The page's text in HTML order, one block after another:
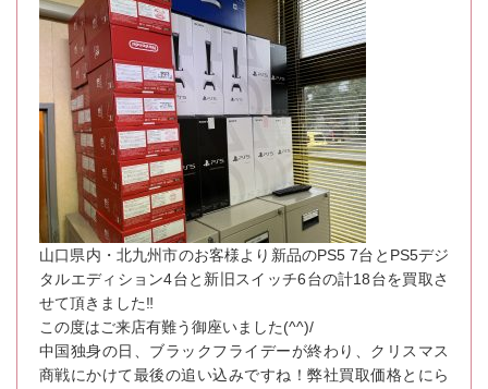
山口県内・北九州市のお客様より新品のPS5 7台とPS5デジ
タルエディション4台と新旧スイッチ6台の計18台を買取さ
せて頂きました‼
この度はご来店有難う御座いました(^^)/
中国独身の日、ブラックフライデーが終わり、クリスマス
商戦にかけて最後の追い込みですね！弊社買取価格とにら